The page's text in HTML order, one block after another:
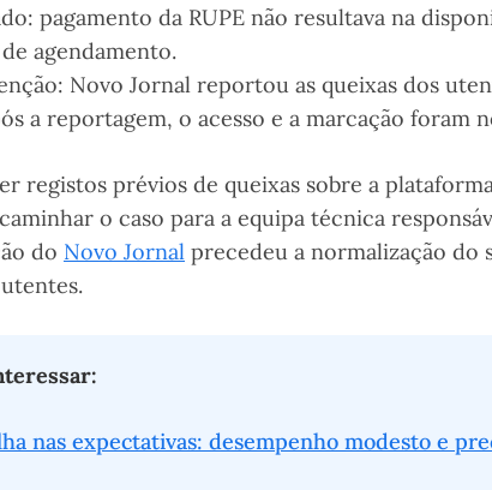
pagamento da RUPE não resultava na
agendamento.
Novo Jornal reportou as queixas dos
a reportagem, o acesso e a marcação foram
registos prévios de queixas sobre a
o caso para a equipa técnica
do Novo Jornal precedeu a normalização do
nas expectativas: desempenho modesto e